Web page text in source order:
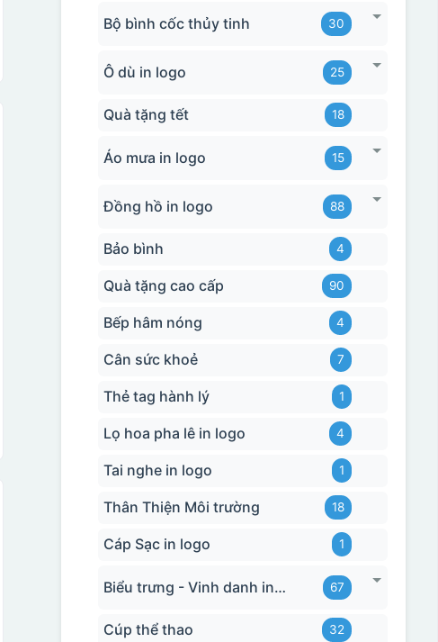
Bộ bình cốc thủy tinh 30
Ô dù in logo 25
Quà tặng tết 18
Áo mưa in logo 15
Đồng hồ in logo 88
Bảo bình 4
Quà tặng cao cấp 90
Bếp hâm nóng 4
Cân sức khoẻ 7
Thẻ tag hành lý 1
Lọ hoa pha lê in logo 4
Tai nghe in logo 1
Thân Thiện Môi trường 18
Cáp Sạc in logo 1
Biểu trưng - Vinh danh in logo 67
Cúp thể thao 32